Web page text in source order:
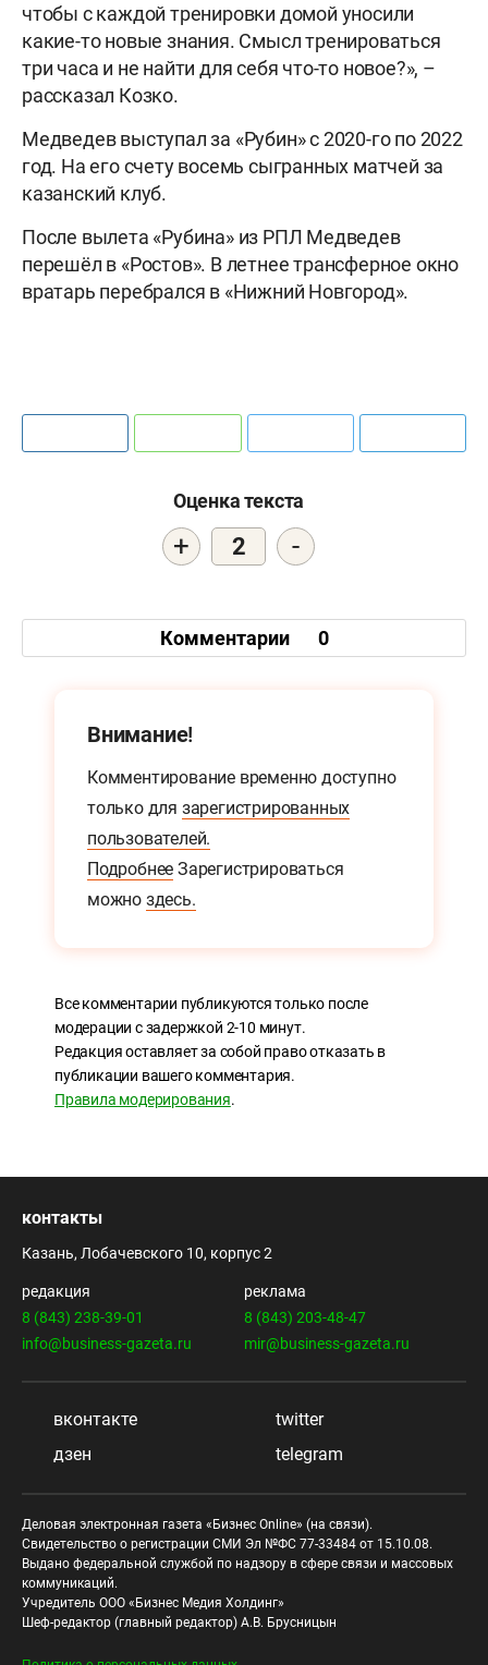
чтобы с каждой тренировки домой уносили
какие-то новые знания. Смысл тренироваться
три часа и не найти для себя что-то новое?», –
рассказал Козко.
Медведев выступал за «Рубин» с 2020-го по 2022
год. На его счету восемь сыгранных матчей за
казанский клуб.
После вылета «Рубина» из РПЛ Медведев
перешёл в «Ростов». В летнее трансферное окно
вратарь перебрался в «Нижний Новгород».
Оценка текста
+ 2 -
Комментарии 0
Внимание!
Комментирование временно доступно
только для зарегистрированных
пользователей.
Подробнее Зарегистрироваться
можно здесь.
Все комментарии публикуются только после
модерации с задержкой 2-10 минут.
Редакция оставляет за собой право отказать в
публикации вашего комментария.
Правила модерирования.
контакты
Казань, Лобачевского 10, корпус 2
редакция
8 (843) 238-39-01
info@business-gazeta.ru
реклама
8 (843) 203-48-47
mir@business-gazeta.ru
вконтакте
twitter
дзен
telegram
Деловая электронная газета «Бизнес Online» (на связи).
Свидетельство о регистрации СМИ Эл №ФС 77-33484 от 15.10.08.
Выдано федеральной службой по надзору в сфере связи и массовых
коммуникаций.
Учредитель ООО «Бизнес Медия Холдинг»
Шеф-редактор (главный редактор) А.В. Брусницын